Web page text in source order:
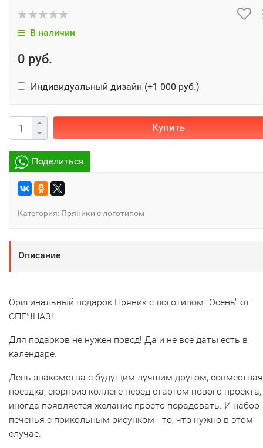
В наличии
0 руб.
Индивидуальный дизайн (+1 000 руб.)
Купить
Поделиться
Категория: Пряники с логотипом
Описание
Оригинальный подарок Пряник с логотипом "Осень" от
СПЕЧНАЗ!
Для подарков не нужен повод! Да и не все даты есть в
календаре.
День знакомства с будущим лучшим другом, совместная
поездка, сюрприз коллеге перед стартом нового
иногда появляется желание просто порадовать. И набор
печенья с прикольным рисунком - то, что нужно в этом
случае.